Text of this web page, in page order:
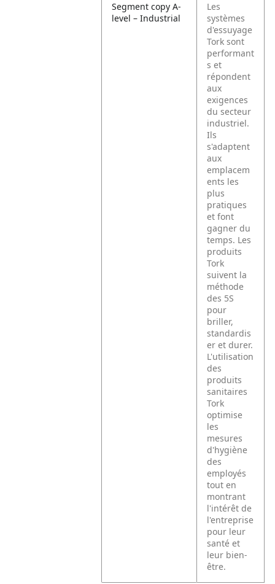
Segment copy A-
level – Industrial
Les
systèmes
d'essuyage
Tork sont
performant
s et
répondent
aux
exigences
du secteur
industriel.
Ils
s'adaptent
aux
emplacem
ents les
plus
pratiques
et font
gagner du
temps. Les
produits
Tork
suivent la
méthode
des 5S
pour
briller,
standardis
er et durer.
L'utilisation
des
produits
sanitaires
Tork
optimise
les
mesures
d'hygiène
des
employés
tout en
montrant
l'intérêt de
l'entreprise
pour leur
santé et
leur bien-
être.